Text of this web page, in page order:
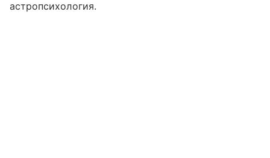
астропсихология.